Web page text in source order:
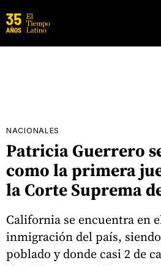
NACIONALES
Patricia Guerrero
como la primera
la Corte Suprema
California se encuentra en
inmigración del país,
poblado y donde casi 2 de